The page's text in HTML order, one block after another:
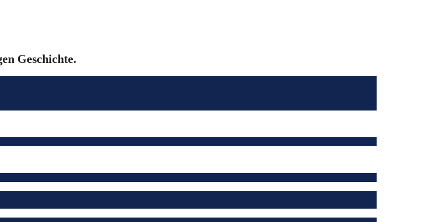
Geschichte.